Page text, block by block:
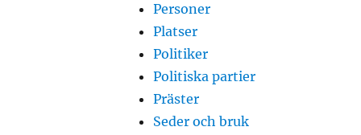
Personer
Platser
Politiker
Politiska partier
Präster
Seder och bruk